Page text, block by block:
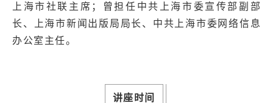
上海市社联主席；曾担任中共上海市委宣传部副部
长、上海市新闻出版局局长、中共上海市委网络信息
办公室主任。
讲座时间